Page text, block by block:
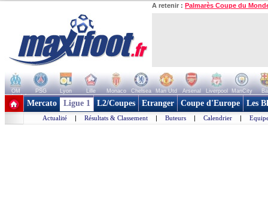
A retenir : Palmarès Coupe du
OM PSG Lyon Lille Monaco Chelsea Man Utd Arsenal Liverpool ManCity
+ de clubs
Mercato Ligue 1 L2/Coupes Etranger Coupe d'Europe Les
Actualité | Résultats & Classement | Buteurs | Calendrier |